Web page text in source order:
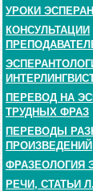
УРОКИ
КОНСУЛЬТАЦИИ
ПЕРЕВОД НА
ТРУДНЫХ ФРАЗ
ПЕРЕВОДЫ
ПРОИЗВЕДЕНИЙ
ФРАЗЕОЛОГИЯ
РЕЧИ, СТАТЬИ